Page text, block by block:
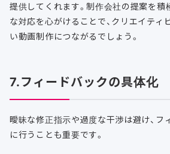
提供してくれます。制作会社の提案を積
な対応を心がけることで、クリエイティ
い動画制作につながるでしょう。
7.フィードバックの具体化
曖昧な修正指示や過度な干渉は避け、フ
に行うことも重要です。